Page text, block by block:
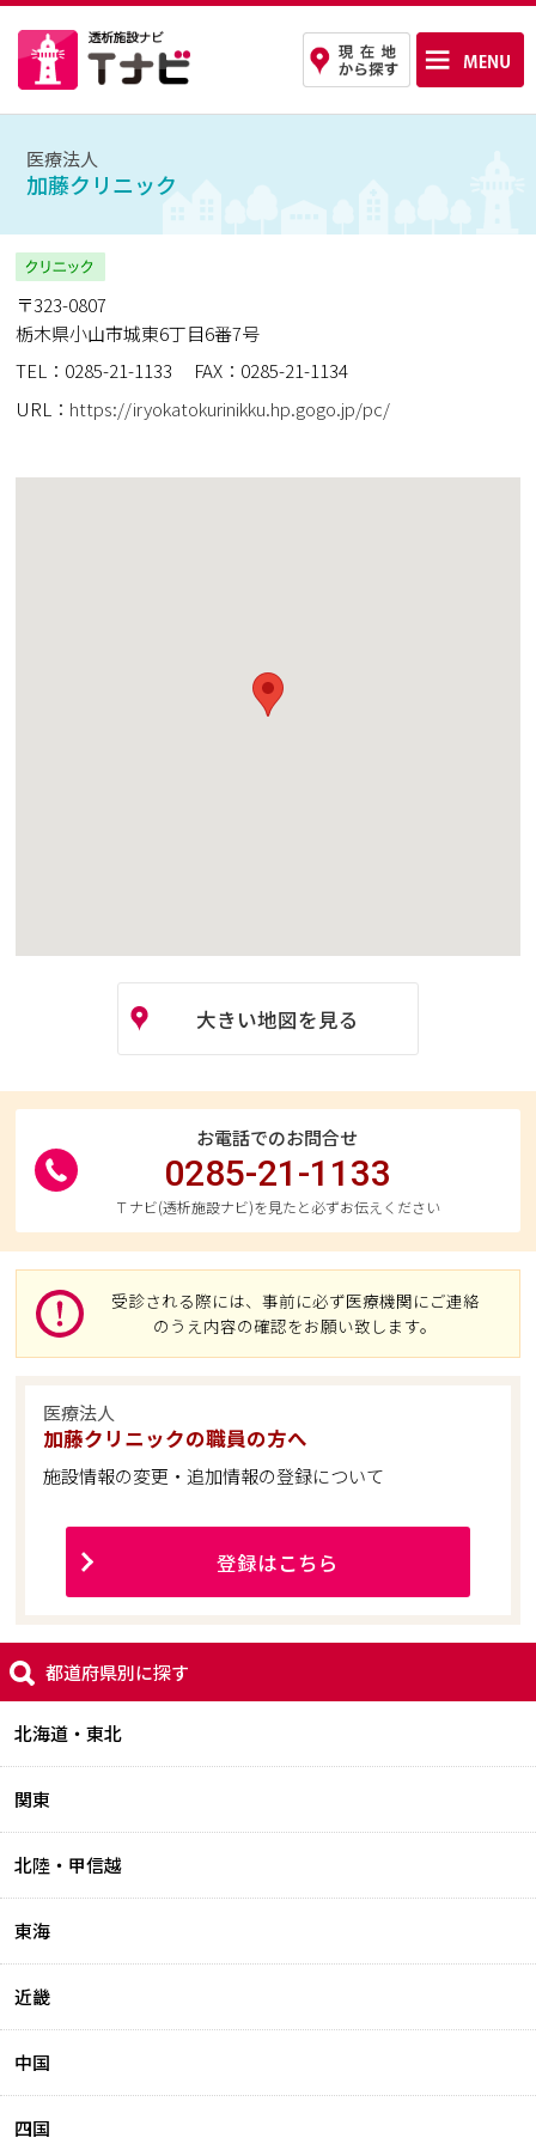
医療法人
加藤クリニック
〒323-0807
栃木県小山市城東6丁目6番7号
TEL：0285-21-1133
FAX：0285-21-1134
URL： https://iryokatokurinikku.hp.gogo.jp/pc/
大きい地図を見る
お電話でのお問合せ
0285-21-1133
Ｔナビ(透析施設ナビ)を見たと必ずお伝えください
受診される際には、事前に必ず医療機関にご連絡
のうえ内容の確認をお願い致します。
医療法人
加藤クリニックの職員の方へ
施設情報の変更・追加情報の登録について
登録はこちら
都道府県別に探す
北海道・東北
関東
北陸・甲信越
東海
近畿
中国
四国